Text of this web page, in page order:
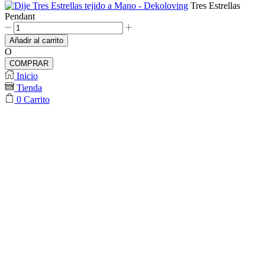
Tres Estrellas
Pendant
Tres
Estrellas
Pendant
cantidad
Añadir al carrito
O
COMPRAR
Inicio
Tienda
0 Carrito